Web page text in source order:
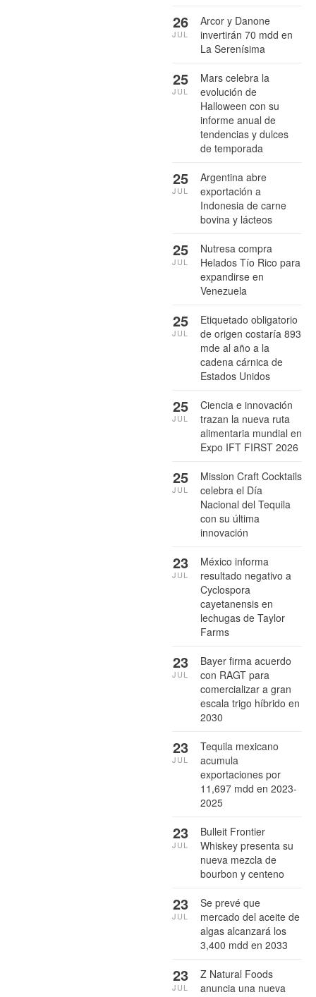
Arcor y Danone
invertirán 70 mdd en
La Serenísima
26
JUL
Mars celebra la
evolución de
Halloween con su
informe anual de
tendencias y dulces
de temporada
25
JUL
Argentina abre
exportación a
Indonesia de carne
bovina y lácteos
25
JUL
Nutresa compra
Helados Tío Rico para
expandirse en
Venezuela
25
JUL
Etiquetado obligatorio
de origen costaría 893
mde al año a la
cadena cárnica de
Estados Unidos
25
JUL
Ciencia e innovación
trazan la nueva ruta
alimentaria mundial en
Expo IFT FIRST 2026
25
JUL
Mission Craft Cocktails
celebra el Día
Nacional del Tequila
con su última
innovación
25
JUL
México informa
resultado negativo a
Cyclospora
cayetanensis en
lechugas de Taylor
Farms
23
JUL
Bayer firma acuerdo
con RAGT para
comercializar a gran
escala trigo híbrido en
2030
23
JUL
Tequila mexicano
acumula
exportaciones por
11,697 mdd en 2023-
2025
23
JUL
Bulleit Frontier
Whiskey presenta su
nueva mezcla de
bourbon y centeno
23
JUL
Se prevé que
mercado del aceite de
algas alcanzará los
3,400 mdd en 2033
23
JUL
Z Natural Foods
anuncia una nueva
23
JUL